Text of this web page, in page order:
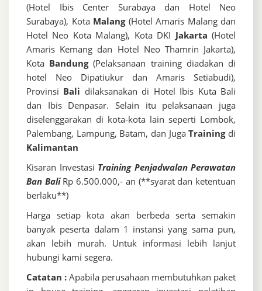
(Hotel Ibis Center Surabaya dan Hotel Neo
Surabaya), Kota Malang(Hotel Amaris Malang dan
Hotel Neo Kota Malang), Kota DKI Jakarta (Hotel
Amaris Kemang dan Hotel Neo Thamrin Jakarta),
Kota Bandung(Pelaksanaan training diadakan di
hotel Neo Dipatiukur dan Amaris Setiabudi),
Provinsi Bali dilaksanakan di Hotel Ibis Kuta Bali
dan Ibis Denpasar. Selain itu pelaksanaan juga
diselenggarakan di kota-kota lain seperti Lombok,
Palembang, Lampung, Batam, dan JugaTrainingdi
Kalimantan
Kisaran Investasi Training Penjadwalan Perawatan
Ban Bali Rp 6.500.000,- an (**syarat dan ketentuan
berlaku**)
Harga setiap kota akan berbeda serta semakin
banyak peserta dalam 1 instansi yang sama pun,
akan lebih murah. Untuk informasi lebih lanjut
hubungi kami segera.
Catatan : Apabila perusahaan membutuhkan paket